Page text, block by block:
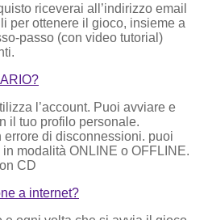
riceverai all’indirizzo email
per ottenere il gioco, insieme a
passo (con video tutorial)
l’account. Puoi avviare e
il tuo profilo personale.
di disconnessioni. puoi
modalità ONLINE o OFFLINE.
CD
a internet?